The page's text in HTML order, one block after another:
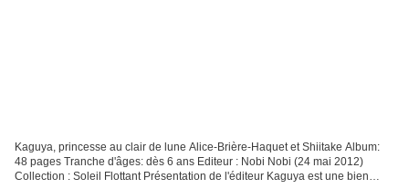
Kaguya, princesse au clair de lune Alice-Brière-Haquet et Shiitake Album:
48 pages Tranche d'âges: dès 6 ans Editeur : Nobi Nobi (24 mai 2012)
Collection : Soleil Flottant Présentation de l'éditeur Kaguya est une bien